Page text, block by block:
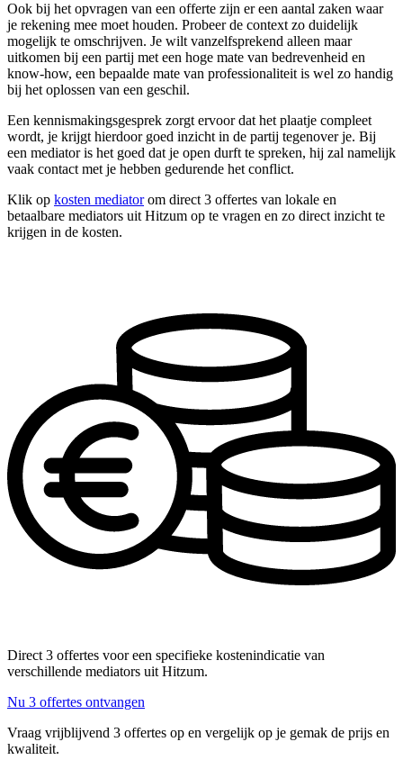
Ook bij het opvragen van een offerte zijn er een aantal zaken waar
je rekening mee moet houden. Probeer de context zo duidelijk
mogelijk te omschrijven. Je wilt vanzelfsprekend alleen maar
uitkomen bij een partij met een hoge mate van bedrevenheid en
know-how, een bepaalde mate van professionaliteit is wel zo handig
bij het oplossen van een geschil.
Een kennismakingsgesprek zorgt ervoor dat het plaatje compleet
wordt, je krijgt hierdoor goed inzicht in de partij tegenover je. Bij
een mediator is het goed dat je open durft te spreken, hij zal namelijk
vaak contact met je hebben gedurende het conflict.
Klik op kosten mediatorom direct 3 offertes van lokale en
betaalbare mediators uit Hitzum op te vragen en zo direct inzicht te
krijgen in de kosten.
Direct 3 offertes voor een specifieke kostenindicatie van
verschillende mediators uit Hitzum.
Nu 3 offertes ontvangen
Vraag vrijblijvend 3 offertes op en vergelijk op je gemak de prijs en
kwaliteit.